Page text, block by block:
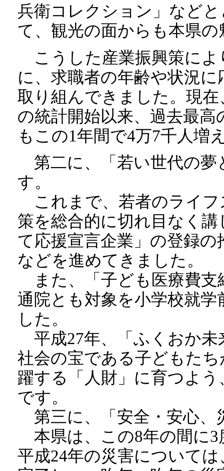
兵衛コレクション」など
て、観光の面からも本県
こうした産業振興策によ
に、求職者の年齢や状況
取り組んできました。現
の統計開始以来、過去最
もこの1年間で4万7千人増
第二に、「若い世代の夢
す。
これまで、若者のライフ
策を総合的に切れ目なく
て応援宣言企業」の登録
などを進めてきました。
また、「子ども医療費支
通院とも対象を小学校就
した。
平成27年、「ふくおか未
社会の宝である子どもた
躍する「人財」に育つよ
です。
第三に、「安全・安心、
本県は、この8年の間に3
平成24年の災害について